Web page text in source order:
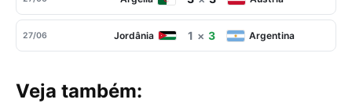
27/06 Jordânia 1 × 3 Argentina
Veja também: